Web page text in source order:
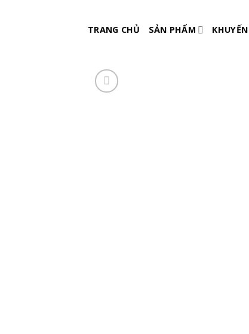
TRANG CHỦ SẢN PHẨM